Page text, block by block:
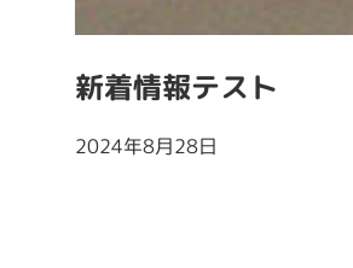
新着情報テスト
2024年8月28日